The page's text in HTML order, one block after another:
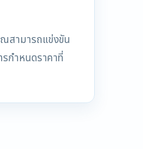
สามารถแข่งขัน
กำหนดราคาที่